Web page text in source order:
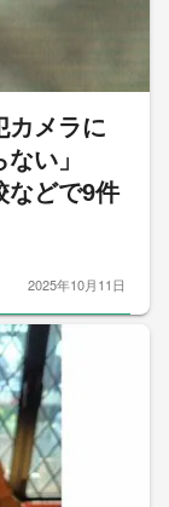
メラに
ない」
どで9件
2025年10月11日